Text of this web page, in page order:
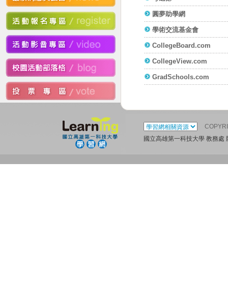
圓夢助學網
學術交流基金會
CollegeBoard.com
CollegeView.com
GradSchools.com
國立高雄第一科技大學 教務處